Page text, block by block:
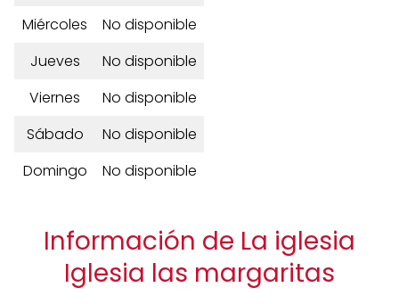
Miércoles
No disponible
Jueves
No disponible
Viernes
No disponible
Sábado
No disponible
Domingo
No disponible
Información de La iglesia
Iglesia las margaritas